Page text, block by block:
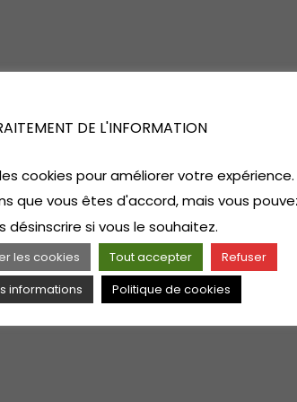
DE L'INFORMATION
cookies pour améliorer votre expérience.
que vous êtes d'accord, mais vous
désinscrire si vous le souhaitez.
les cookies Tout accepter
Refuser
informations
Politique de cookies